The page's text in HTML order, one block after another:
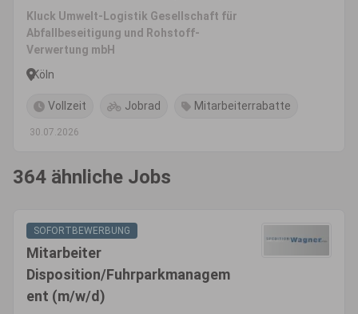
Kluck Umwelt-Logistik Gesellschaft für
Abfallbeseitigung und Rohstoff-
Verwertung mbH
Köln
Vollzeit Jobrad Mitarbeiterrabatte
30.07.2026
364 ähnliche Jobs
SOFORTBEWERBUNG
Mitarbeiter
Disposition/Fuhrparkmanagem
ent (m/w/d)